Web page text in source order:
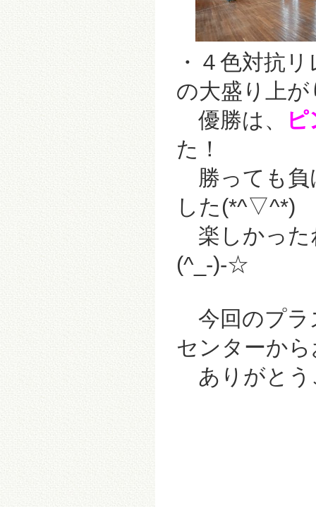
・４色対抗
の大盛り上
優勝は、
た！
勝っても負
した(*^▽^*)
楽しかった
(^_-)-☆
今回のプラ
センターか
ありがとう